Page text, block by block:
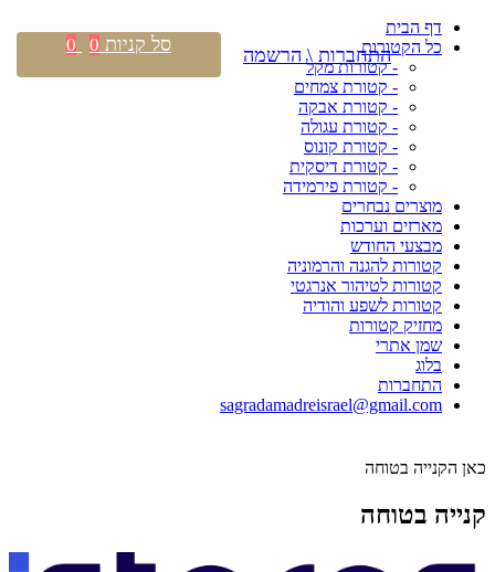
דף הבית
כל הקטורות
- קטורות מקל
- קטורת צמחים
- קטורת אבקה
- קטורת עגולה
- קטורת קונוס
- קטורת דיסקית
- קטורת פירמידה
מוצרים נבחרים
מארזים וערכות
מבצעי החודש
קטורות להגנה והרמוניה
קטורות לטיהור אנרגטי
קטורות לשפע והודיה
מחזיק קטורות
שמן אתרי
בלוג
התחברות
sagradamadreisrael@gmail.com
כאן הקנייה בטוחה
קנייה בטוחה
התחברות \ הרשמה סל קניות 0
0